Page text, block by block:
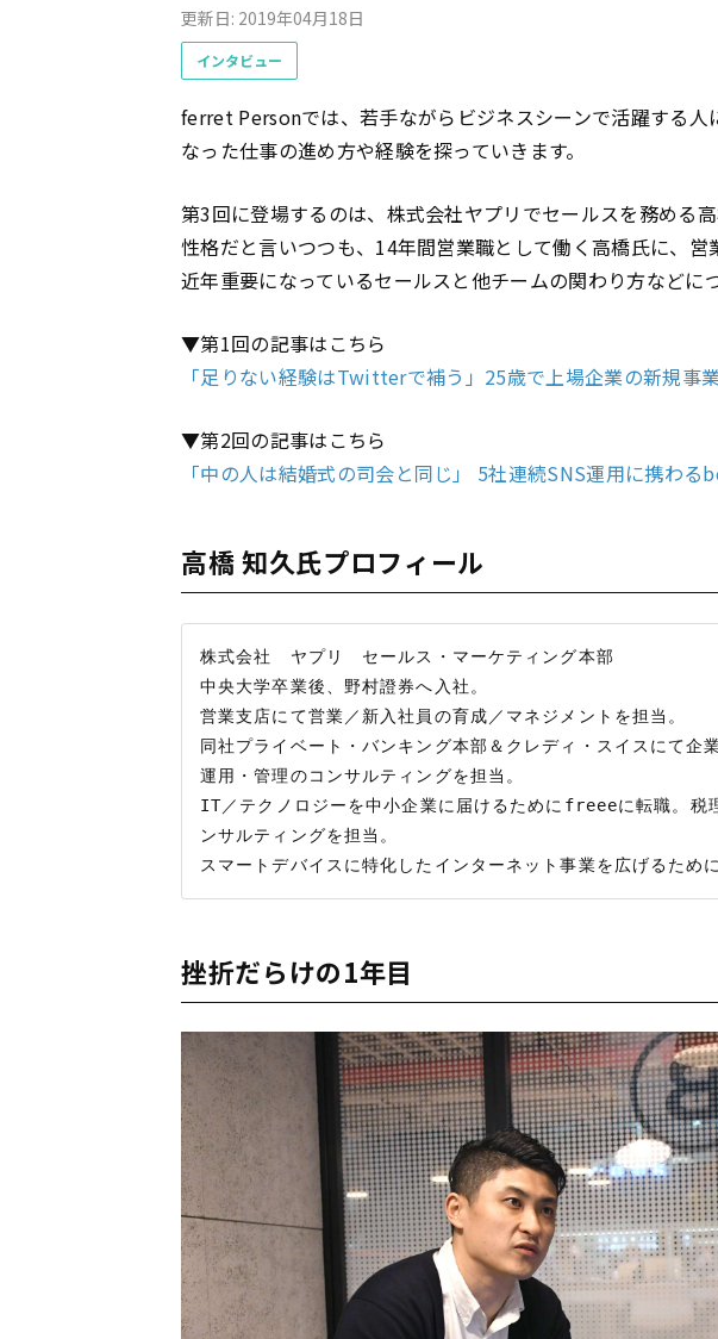
更新日: 2019年04月18日
インタビュー
ferret Personでは、若手ながらビジネスシーンで活躍する人
なった仕事の進め方や経験を探っていきます。
第3回に登場するのは、株式会社ヤプリでセールスを務める
性格だと言いつつも、14年間営業職として働く高橋氏に、営
近年重要になっているセールスと他チームの関わり方などに
▼第1回の記事はこちら
「足りない経験はTwitterで補う」25歳で上場企業の新規事
▼第2回の記事はこちら
「中の人は結婚式の司会と同じ」 5社連続SNS運用に携わ
高橋 知久氏プロフィール
株式会社　ヤプリ　セールス・マーケティング本部
中央大学卒業後、野村證券へ入社。
営業支店にて営業／新入社員の育成／マネジメントを担当。
同社プライベート・バンキング本部＆クレディ・スイスにて企
運用・管理のコンサルティングを担当。
IT／テクノロジーを中小企業に届けるためにfreeeに転職。税
ンサルティングを担当。
挫折だらけの1年目